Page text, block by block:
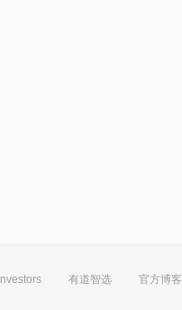
Investors 有道智选 官方博客